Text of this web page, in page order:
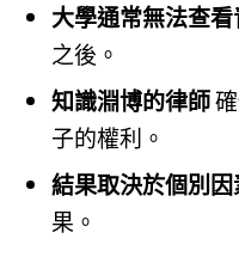
大學通常無法查
之後。
知識淵博的律師
子的權利。
結果取決於個別
果。